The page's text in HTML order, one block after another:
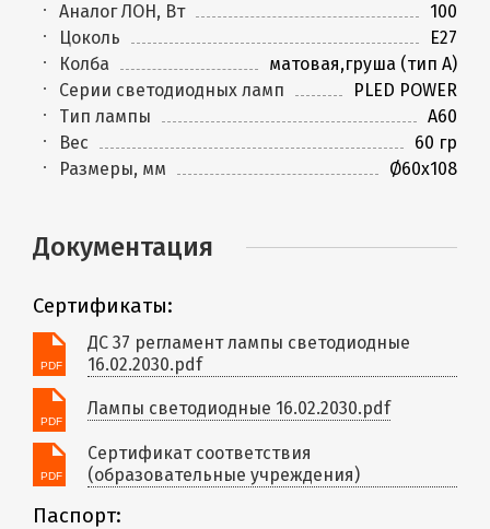
Аналог ЛОН, Вт
100
Цоколь
E27
Колба
матовая,груша (тип А)
Серии светодиодных ламп
PLED POWER
Тип лампы
A60
Вес
60 гр
Размеры, мм
Ø60x108
Документация
Сертификаты:
ДС 37 регламент лампы светодиодные
16.02.2030.pdf
Лампы светодиодные 16.02.2030.pdf
Сертификат соответствия
(образовательные учреждения)
Паспорт: